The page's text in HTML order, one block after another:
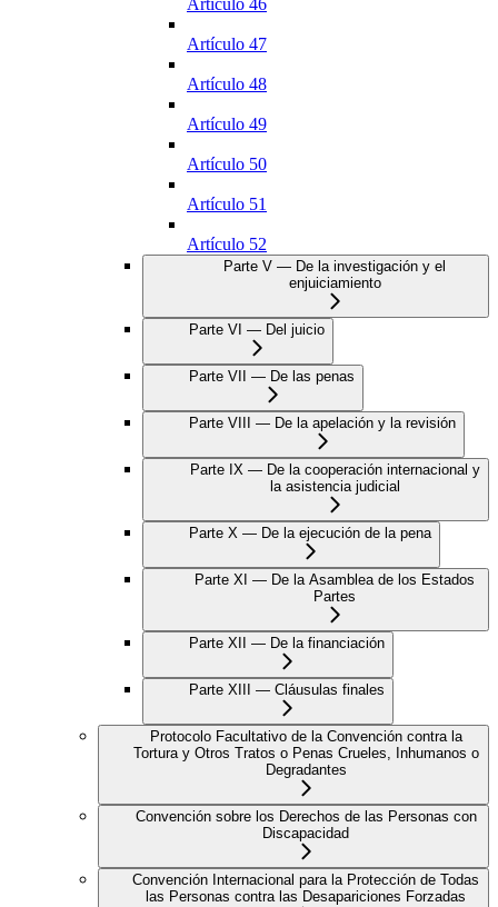
Artículo 46
Artículo 47
Artículo 48
Artículo 49
Artículo 50
Artículo 51
Artículo 52
Parte V — De la investigación y el
enjuiciamiento
Parte VI — Del juicio
Parte VII — De las penas
Parte VIII — De la apelación y la revisión
Parte IX — De la cooperación internacional y
la asistencia judicial
Parte X — De la ejecución de la pena
Parte XI — De la Asamblea de los Estados
Partes
Parte XII — De la financiación
Parte XIII — Cláusulas finales
Protocolo Facultativo de la Convención contra la
Tortura y Otros Tratos o Penas Crueles, Inhumanos o
Degradantes
Convención sobre los Derechos de las Personas con
Discapacidad
Convención Internacional para la Protección de Todas
las Personas contra las Desapariciones Forzadas